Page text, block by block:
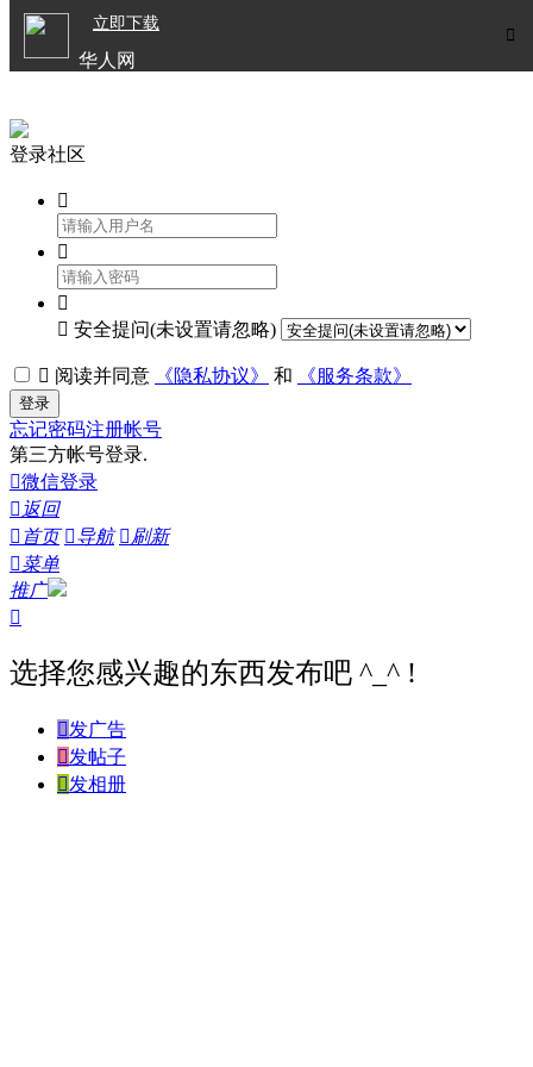

立即下载
华人网
登录社区



 安全提问(未设置请忽略)
 阅读并同意 《隐私协议》 和 《服务条款》
登录
忘记密码注册帐号
第三方帐号登录.
微信登录
 返回
 首页 导航 刷新
菜单
推广

选择您感兴趣的东西发布吧 ^_^ !
发广告
发帖子
发相册